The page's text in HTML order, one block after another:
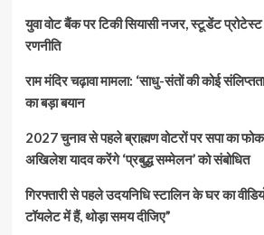
का
पोस्ट
निर्देश:
दिल्ली
ने
फ़ेसबुक,
इंस्टाग्राम,
और
यूट्यूब
युवा वोट बैंक पर टिकी सियासी नजर, स्टूडेंट
रणनीति
राम मंदिर चढ़ावा मामला: ‘साधु-संतों की कोई
का बड़ा बयान
2027 चुनाव से पहले ब्राह्मण वोटरों पर सपा का
अखिलेश यादव करेंगे ‘प्रबुद्ध सम्मेलन’ को संबोधित
गिरफ्तारी से पहले उदयनिधि स्टालिन के घर का
टॉयलेट में हैं, थोड़ा समय दीजिए”